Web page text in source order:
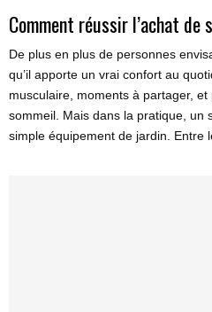
Comment réussir l’achat de
De plus en plus de personnes
qu’il apporte un vrai confort au
musculaire, moments à partager,
sommeil. Mais dans la pratique, un
simple équipement de jardin. Entre